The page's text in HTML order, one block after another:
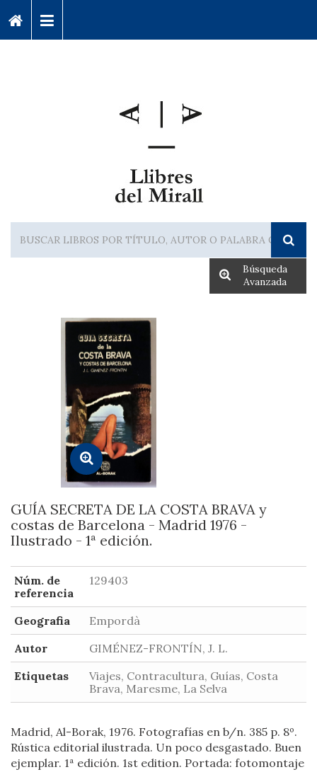
Búsqueda
Avanzada
GUÍA SECRETA DE LA COSTA BRAVA y
costas de Barcelona - Madrid 1976 -
Ilustrado - 1ª edición.
Núm. de
referencia
129403
Geografia
Empordà
Autor
GIMÉNEZ-FRONTÍN, J. L.
Etiquetas
Viajes, Contracultura, Guías, Costa
Brava, Maresme, La Selva
Madrid, Al-Borak, 1976. Fotografías en b/n. 385 p. 8º.
Rústica editorial ilustrada. Un poco desgastado. Buen
ejemplar. 1ª edición. 1st edition. Portada: fotomontaje